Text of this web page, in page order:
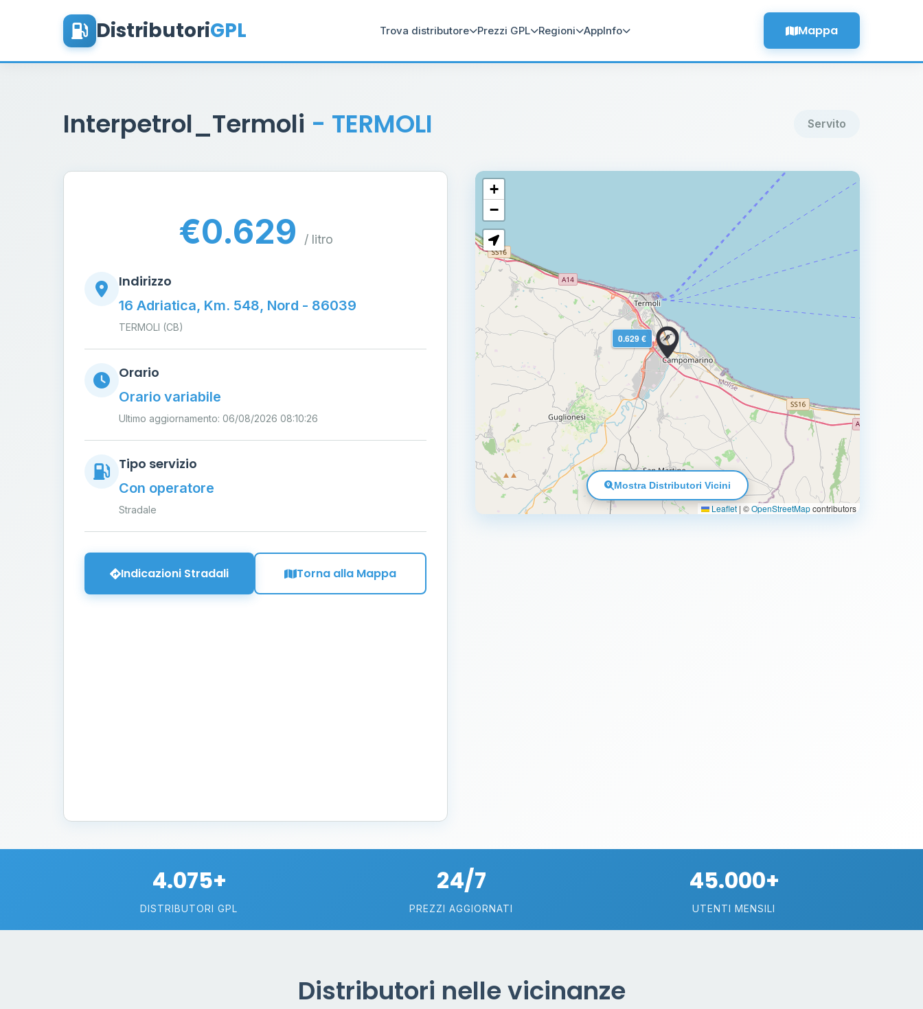
DistributoriGPL Trova distributore Prezzi GPL Regioni AppInfo Mappa
Interpetrol_Termoli - TERMOLI Servito
€0.629 / litro
Indirizzo
16 Adriatica, Km. 548, Nord - 86039
TERMOLI (CB)
Orario
Orario variabile
Ultimo aggiornamento: 06/08/2026 08:10:26
Tipo servizio
Con operatore
Stradale
Indicazioni Stradali Torna alla Mappa
0.629 €
+
−
Leaflet | ©OpenStreetMapcontributors
Mostra Distributori Vicini
4.075+
DISTRIBUTORI GPL
24/7
PREZZI AGGIORNATI
45.000+
UTENTI MENSILI
Distributori nelle vicinanze